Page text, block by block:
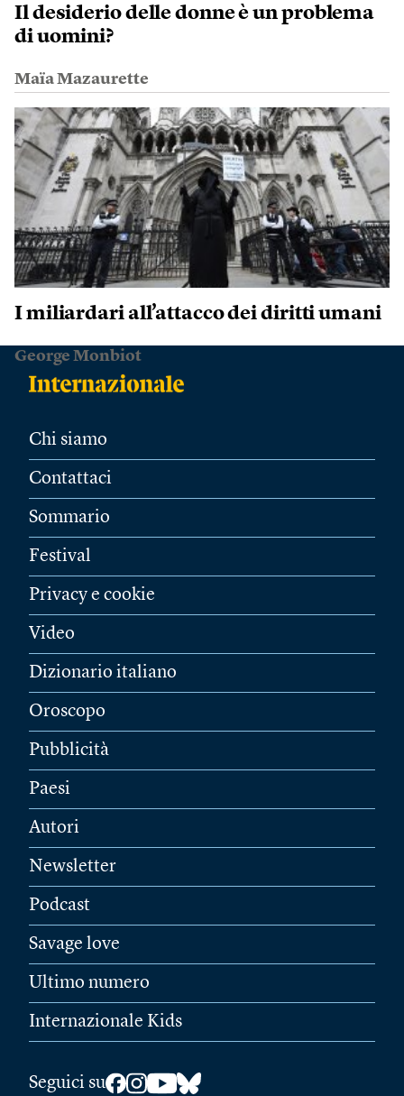
Il desiderio delle donne è un problema
di uomini?
Maïa Mazaurette
I miliardari all’attacco dei diritti umani
George Monbiot
Chi siamo
Contattaci
Sommario
Festival
Privacy e cookie
Video
Dizionario italiano
Oroscopo
Pubblicità
Paesi
Autori
Newsletter
Podcast
Savage love
Ultimo numero
Internazionale Kids
Seguici su